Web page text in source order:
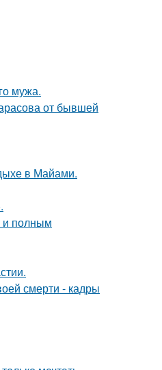
мужа.
от бывшей
в Майами.
и полным
смерти - кадры